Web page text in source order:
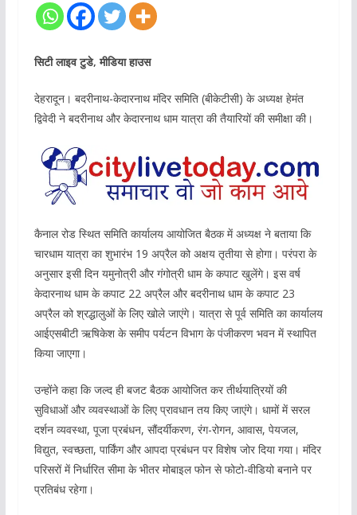
सिटी लाइव टुडे, मीडिया हाउस
देहरादून। बदरीनाथ-केदारनाथ मंदिर समिति (बीकेटीसी) के अध्यक्ष हेमंत
द्विवेदी ने बदरीनाथ और केदारनाथ धाम यात्रा की तैयारियों की समीक्षा की।
कैनाल रोड स्थित समिति कार्यालय आयोजित बैठक में अध्यक्ष ने बताया कि
चारधाम यात्रा का शुभारंभ 19 अप्रैल को अक्षय तृतीया से होगा। परंपरा के
अनुसार इसी दिन यमुनोत्री और गंगोत्री धाम के कपाट खुलेंगे। इस वर्ष
केदारनाथ धाम के कपाट 22 अप्रैल और बदरीनाथ धाम के कपाट 23
अप्रैल को श्रद्धालुओं के लिए खोले जाएंगे। यात्रा से पूर्व समिति का कार्यालय
आईएसबीटी ऋषिकेश के समीप पर्यटन विभाग के पंजीकरण भवन में स्थापित
किया जाएगा।
उन्होंने कहा कि जल्द ही बजट बैठक आयोजित कर तीर्थयात्रियों की
सुविधाओं और व्यवस्थाओं के लिए प्रावधान तय किए जाएंगे। धामों में सरल
दर्शन व्यवस्था, पूजा प्रबंधन, सौंदर्यीकरण, रंग-रोगन, आवास, पेयजल,
विद्युत, स्वच्छता, पार्किंग और आपदा प्रबंधन पर विशेष जोर दिया गया। मंदिर
परिसरों में निर्धारित सीमा के भीतर मोबाइल फोन से फोटो-वीडियो बनाने पर
प्रतिबंध रहेगा।